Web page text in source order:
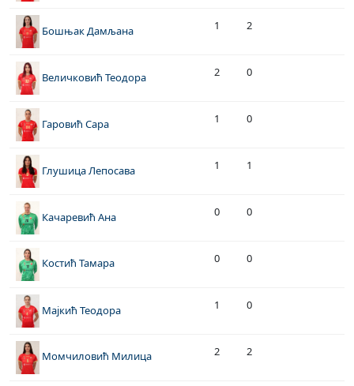
Бошњак Дамљана 1 2
Величковић Теодора 2 0
Гаровић Сара 1 0
Глушица Лепосава 1 1
Качаревић Ана 0 0
Костић Тамара 0 0
Мајкић Теодора 1 0
Момчиловић Милица 2 2